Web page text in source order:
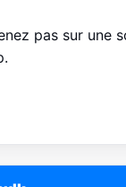
pas sur une